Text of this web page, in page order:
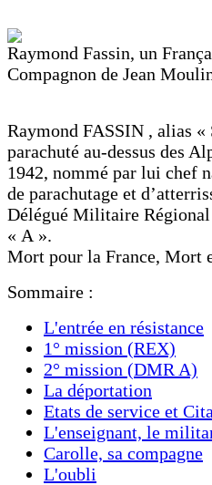
Raymond Fassin, un
Compagnon de Jean
Raymond FASSIN , alias
parachuté au-dessus des
1942, nommé par lui chef
de parachutage et
Délégué Militaire
« A ».
Mort pour la France, Mort
Sommaire :
L'entrée en résistance
1° mission (REX)
2° mission (DMR A)
La déportation
Etats de service et
L'enseignant, le
Carolle, sa compagne
L'oubli